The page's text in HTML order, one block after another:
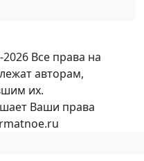
Все права на
авторам,
их.
Ваши права